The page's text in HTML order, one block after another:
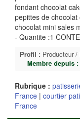
fondant chocolat
pepittes de
chocolat mini sales
- Quantite :1
Profil : Producteur
Membre depuis :
Rubrique :
France | courtier
France